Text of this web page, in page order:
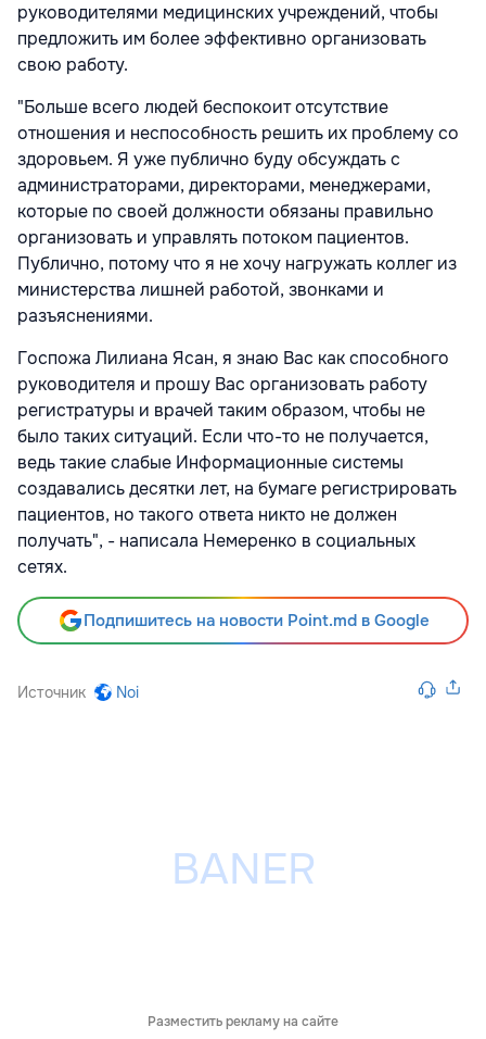
руководителями медицинских учреждений, чтобы
предложить им более эффективно организовать
свою работу.
"Больше всего людей беспокоит отсутствие
отношения и неспособность решить их проблему со
здоровьем. Я уже публично буду обсуждать с
администраторами, директорами, менеджерами,
которые по своей должности обязаны правильно
организовать и управлять потоком пациентов.
Публично, потому что я не хочу нагружать коллег из
министерства лишней работой, звонками и
разъяснениями.
Госпожа Лилиана Ясан, я знаю Вас как способного
руководителя и прошу Вас организовать работу
регистратуры и врачей таким образом, чтобы не
было таких ситуаций. Если что-то не получается,
ведь такие слабые Информационные системы
создавались десятки лет, на бумаге регистрировать
пациентов, но такого ответа никто не должен
получать", - написала Немеренко в социальных
сетях.
Подпишитесь на новости Point.md в Google
Источник Noi
Разместить рекламу на сайте